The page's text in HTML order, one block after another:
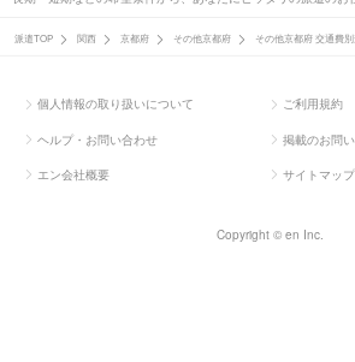
派遣TOP 関西 京都府 その他京都府 その他京都府 交通費
個人情報の取り扱いについて ご利用規約
ヘルプ・お問い合わせ 掲載のお問
エン会社概要 サイトマップ
Copyright © en Inc.